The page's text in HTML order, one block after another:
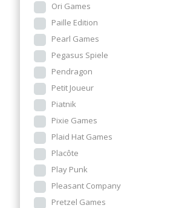
Ori Games
Paille Edition
Pearl Games
Pegasus Spiele
Pendragon
Petit Joueur
Piatnik
Pixie Games
Plaid Hat Games
Placôte
Play Punk
Pleasant Company
Pretzel Games